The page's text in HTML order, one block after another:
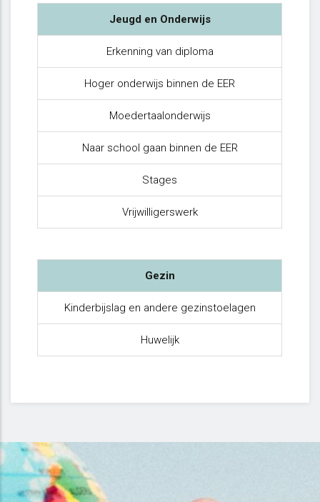
Jeugd en Onderwijs
Erkenning van diploma
Hoger onderwijs binnen de EER
Moedertaalonderwijs
Naar school gaan binnen de EER
Stages
Vrijwilligerswerk
Gezin
Kinderbijslag en andere gezinstoelagen
Huwelijk